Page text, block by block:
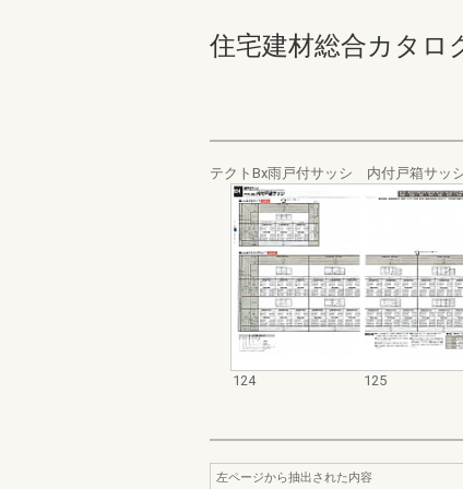
住宅建材総合カタロ
テクトBx雨戸付サッシ 内付戸箱サッ
124 125
左ページから抽出された内容